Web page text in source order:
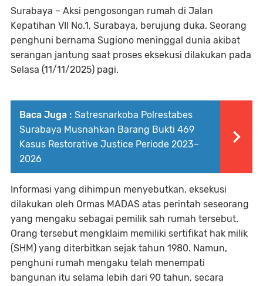
Surabaya – Aksi pengosongan rumah di Jalan
Kepatihan VII No.1, Surabaya, berujung duka. Seorang
penghuni bernama Sugiono meninggal dunia akibat
serangan jantung saat proses eksekusi dilakukan pada
Selasa (11/11/2025) pagi.
Baca Juga : Satresnarkoba Polrestabes
Surabaya Musnahkan Barang Bukti 469
Kasus Restorative Justice Periode 2023–
2026
Informasi yang dihimpun menyebutkan, eksekusi
dilakukan oleh Ormas MADAS atas perintah seseorang
yang mengaku sebagai pemilik sah rumah tersebut.
Orang tersebut mengklaim memiliki sertifikat hak milik
(SHM) yang diterbitkan sejak tahun 1980. Namun,
penghuni rumah mengaku telah menempati
bangunan itu selama lebih dari 90 tahun, secara